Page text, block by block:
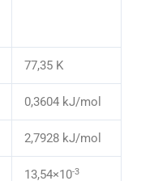
77,35 K
0,3604 kJ/mol
2,7928 kJ/mol
13,54×10-3